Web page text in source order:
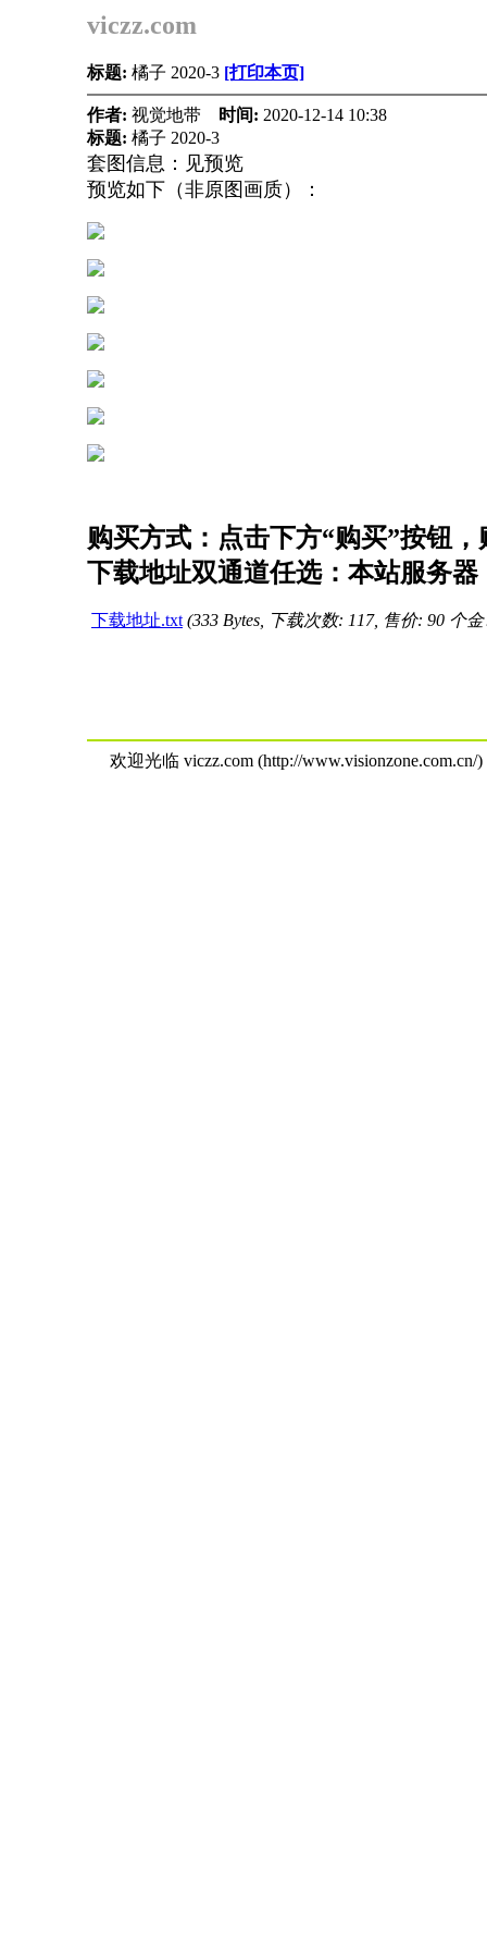
viczz.com
标题: 橘子 2020-3 [打印本页]
作者: 视觉地带 时间: 2020-12-14 10:38
标题: 橘子 2020-3
套图信息：见预览
预览如下（非原图画质）：
购买方式：点击下方“购买”按钮
下载地址双通道任选：本站服务
下载地址.txt (333 Bytes, 下载次数: 117, 售价: 90 个
欢迎光临 viczz.com (http://www.visionzone.com.cn/)